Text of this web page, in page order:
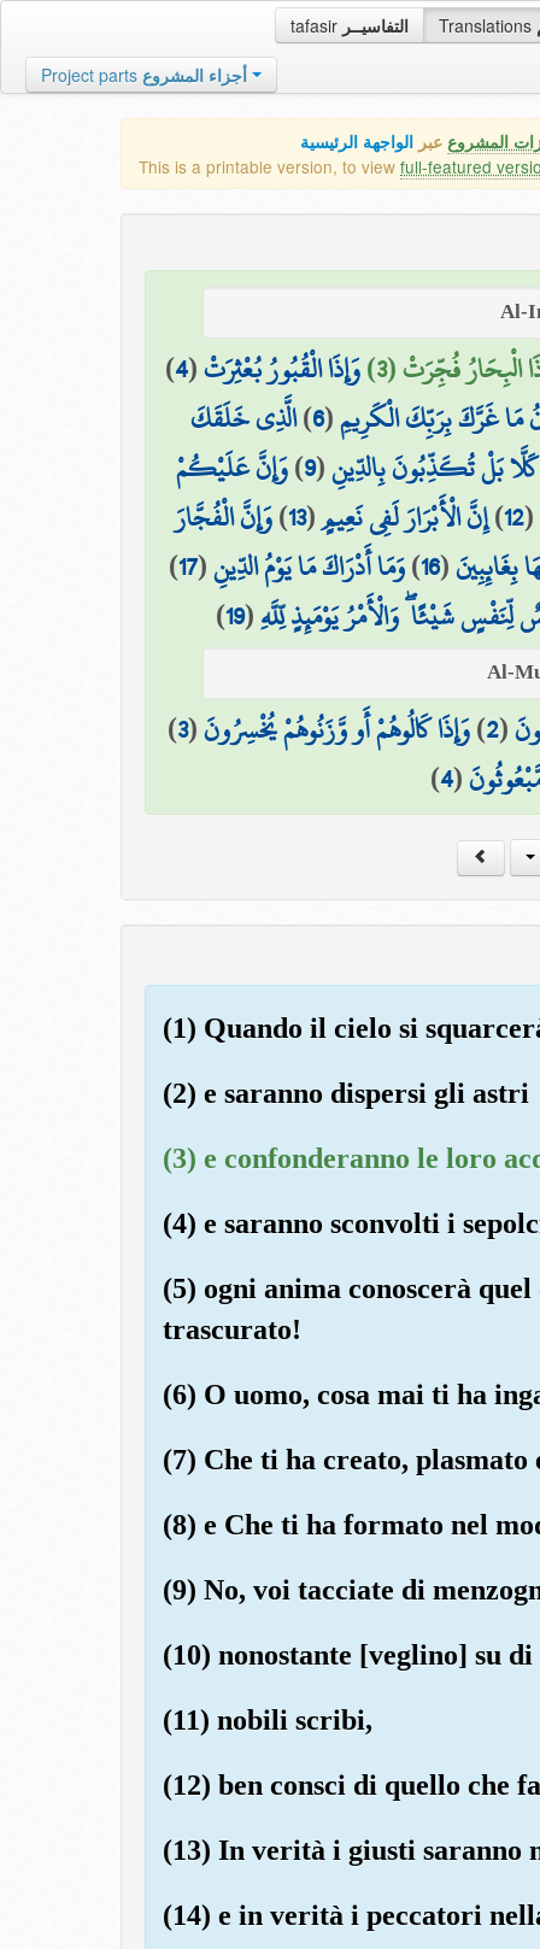
tafasir التفاسيــر Translations
Project parts أجزاء المشروع
المشروع عبر الواجهة الرئيسية
This is a printable version, to view full-featured
الْبِحَارُ فُجِّرَتْ (3) وَإِذَا الْقُبُورُ بُعْثِرَتْ(
4
)
مَا غَرَّكَ بِرَبِّكَ الْكَرِيمِ(
6
)الَّذِي خَلَقَكَ
كَلَّا بَلْ تُكَذِّبُونَ بِالدِّينِ(
9
)وَإِنَّ عَلَيْكُمْ
(
12
)إِنَّ الْأَبْرَارَ لَفِي نَعِيمٍ(
13
)وَإِنَّ الْفُجَّارَ
بِغَائِبِينَ(
16
)وَمَا أَدْرَاكَ مَا يَوْمُ الدِّينِ(
17
)
شَيْئًا ۖ وَالْأَمْرُ يَوْمَئِذٍ لِّلَّهِ(
19
)
(
2
)وَإِذَا كَالُوهُمْ أَو وَّزَنُوهُمْ يُخْسِرُونَ(
3
)
(
4
)
(1) Quando il cielo si
(2) e saranno dispersi gli astri
(3) e confonderanno le loro
(4) e saranno sconvolti i
(5) ogni anima conoscerà
trascurato!
(6) O uomo, cosa mai ti ha
(7) Che ti ha creato,
(8) e Che ti ha formato nel
(9) No, voi tacciate di
(10) nonostante [veglino] su
(11) nobili scribi,
(12) ben consci di quello che
(13) In verità i giusti saranno
(14) e in verità i peccatori